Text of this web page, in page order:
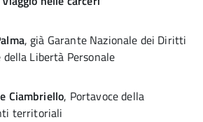
, già Garante Nazionale dei Diritti
Libertà Personale
Ciambriello, Portavoce della
territoriali